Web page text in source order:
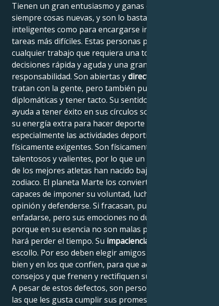
Tienen un gran entusiasmo y ganas de probar
siempre cosas nuevas, y son lo bastante creativos e
inteligentes como para encargarse incluso de las
tareas más difíciles. Estas personas pueden realizar
cualquier trabajo que requiera una toma de
decisiones rápida y aguda y una gran
responsabilidad. Son abiertas ydirectas
tratan con la gente, pero también pueden ser
diplomáticas y tener tacto. Su sentido del humor les
ayuda a tener éxito en sus círculos sociales. Utilizan
su energía extra para hacer deporte y les gustan
especialmente las actividades deportivas de riesgo y
físicamente exigentes. Son físicamente muy
talentosos y valientes, por lo que un alto porcentaje
de los mejores atletas han nacido bajo este signo del
zodiaco. El planeta Marte los convierte en personas
capaces de imponer su voluntad, luchar por su
opinión y defenderse. Si fracasan, pueden irritarse y
enfadarse, pero sus emociones no duran mucho,
porque en su esencia no son malas personas y les
hará perder el tiempo. Su impaciencia ocasional
escollo. Por eso deben elegir amigos que conozcan
bien y en los que confíen, para que acepten sus
consejos y que frenen y rectifiquen su precipitación.
A pesar de estos defectos, son personas íntegras a
las que les gusta cumplir sus promesas.